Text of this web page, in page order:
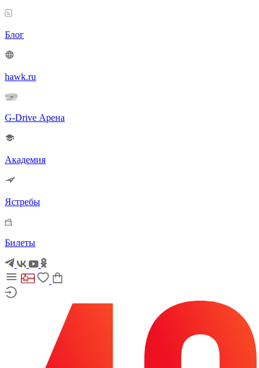
Блог
hawk.ru
G-Drive Арена
Академия
Ястребы
Билеты